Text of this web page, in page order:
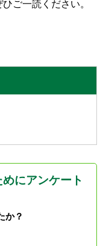
ひご一読ください。
にアンケート
か？